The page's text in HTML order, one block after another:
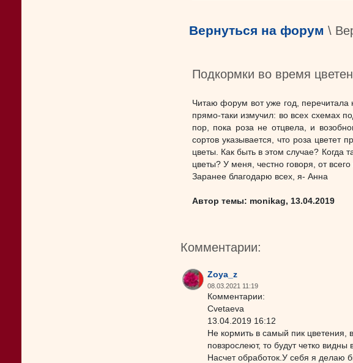
Вернуться на форум \
Подкормки во время
Читаю форум вот уже год, перечитала
прямо-таки измучил: во всех схемах
пор, пока роза не отцвела, и
сортов указывается, что роза
цветы. Как быть в этом случае? Когда
цветы? У меня, честно говоря, от
Заранее благодарю всех, я- Анна
Автор темы: monikag, 13.04.2019
Комментарии:
Zoya_z
08.03.2021 11:19
Комментарии:
Cvetaeva
13.04.2019 16:12
Не кормить в самый пик цветения,
повзрослеют, то будут четко
Насчет обработок.У себя я делаю